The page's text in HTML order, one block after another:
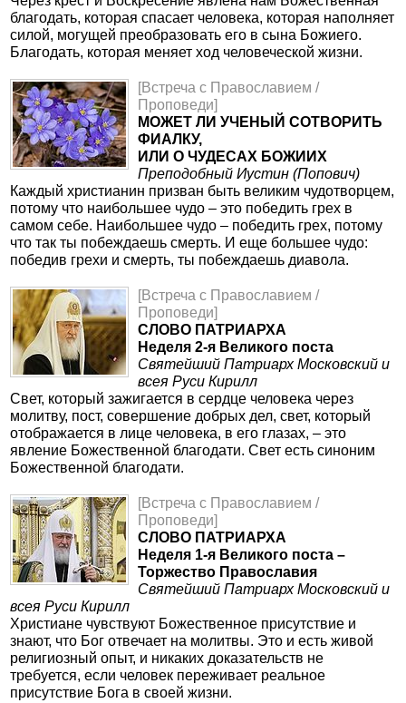
благодать, которая спасает человека, которая наполняет
силой, могущей преобразовать его в сына Божиего.
Благодать, которая меняет ход человеческой жизни.
[Встреча с Православием /
Проповеди]
МОЖЕТ ЛИ УЧЕНЫЙ СОТВОРИТЬ
ФИАЛКУ,
ИЛИ О ЧУДЕСАХ БОЖИИХ
Преподобный Иустин (Попович)
Каждый христианин призван быть великим чудотворцем,
потому что наибольшее чудо – это победить грех в
самом себе. Наибольшее чудо – победить грех, потому
что так ты побеждаешь смерть. И еще большее чудо:
победив грехи и смерть, ты побеждаешь диавола.
[Встреча с Православием /
Проповеди]
СЛОВО ПАТРИАРХА
Неделя 2-я Великого поста
Святейший Патриарх Московский и
всея Руси Кирилл
Свет, который зажигается в сердце человека через
молитву, пост, совершение добрых дел, свет, который
отображается в лице человека, в его глазах, – это
явление Божественной благодати. Свет есть синоним
Божественной благодати.
[Встреча с Православием /
Проповеди]
СЛОВО ПАТРИАРХА
Неделя 1-я Великого поста –
Торжество Православия
Святейший Патриарх Московский и
всея Руси Кирилл
Христиане чувствуют Божественное присутствие и
знают, что Бог отвечает на молитвы. Это и есть живой
религиозный опыт, и никаких доказательств не
требуется, если человек переживает реальное
присутствие Бога в своей жизни.